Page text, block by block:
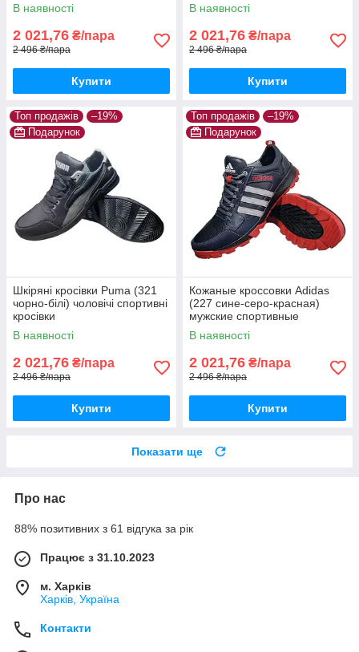
В наявності
2 021,76 ₴/пара
2 496 ₴/пара
Купити
В наявності
2 021,76 ₴/пара
2 496 ₴/пара
Купити
Топ продажів
–19%
Подарунок
Шкіряні кросівки Puma (321
чорно-білі) чоловічі спортивні
кросівки
В наявності
2 021,76 ₴/пара
2 496 ₴/пара
Купити
Топ продажів
–19%
Подарунок
Кожаные кроссовки Adidas
(227 сине-серо-красная)
мужские спортивные
кроссовки шкіряні чоловічі 39
В наявності
2 021,76 ₴/пара
2 496 ₴/пара
Купити
Показати ще
Про нас
88% позитивних з 61 відгука за рік
Працює з 31.10.2023
м. Харків
Харків, Україна
Контакти